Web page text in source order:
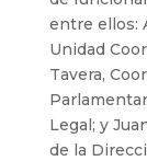
entre ellos:
Unidad
Tavera,
Legal; y
de la